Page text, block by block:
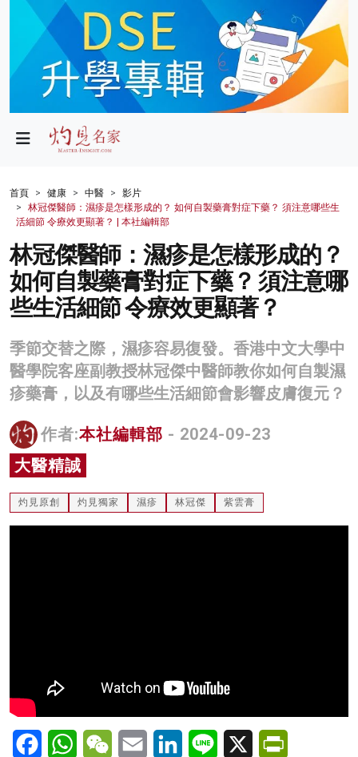
政局
財經
生活
健康
商業
科技
影片
名家榜
關於我們
首頁 健康 中醫
影片
林冠傑醫師：濕疹是怎樣形成的？ 如何自製藥膏對症下藥？ 須注意哪些生
活細節 令療效更顯著？ | 本社編輯部
林冠傑醫師：濕疹是怎樣形成的？
如何自製藥膏對症下藥？ 須注意哪
些生活細節 令療效更顯著？
季節交替之際，濕疹容易復發。香港中文大學中
醫學院客座副教授林冠傑中醫師教你如何自製濕
疹藥膏，以及有哪些生活細節會影響皮膚復元？
作者:本社編輯部 - 2024-09-23
大醫精誠
灼見原創 灼見獨家 濕疹 林冠傑 紫雲膏
FacebookWhatsAppWeChatEmail LinkedInLine X